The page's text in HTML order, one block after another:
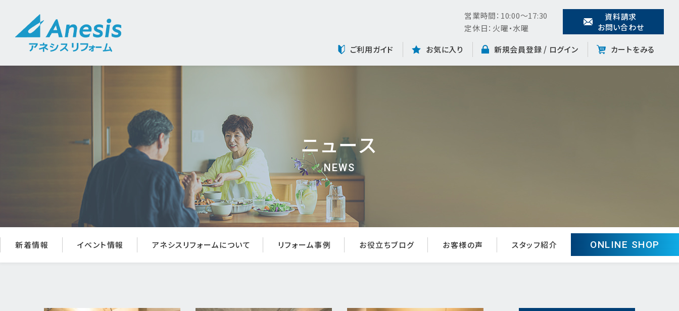
営業時間：10:00～17:30
定休日：火曜・水曜
資料請求
お問い合わせ
ご利用ガイド お気に入り 新規会員登録 / ログイン カートをみる
ニュース
NEWS
新着情報 イベント情報 アネシスリフォームについて リフォーム事例 お役立ちブログ お客様の声 スタッフ紹介 ONLINE SHOP